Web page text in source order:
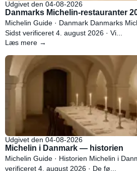
Udgivet den 04-08-2026
Danmarks Michelin-restauranter
Michelin Guide · Danmark Danmarks
Sidst verificeret 4. august 2026 · Vi...
Læs mere →
Udgivet den 04-08-2026
Michelin i Danmark — historien
Michelin Guide · Historien Michelin i
verificeret 4. august 2026 · De fø...